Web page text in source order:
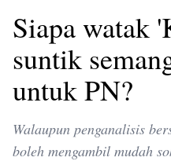
Siapa watak
suntik
untuk PN?
Walaupun penganalisis
boleh mengambil mudah